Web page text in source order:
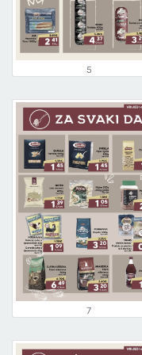
5
7